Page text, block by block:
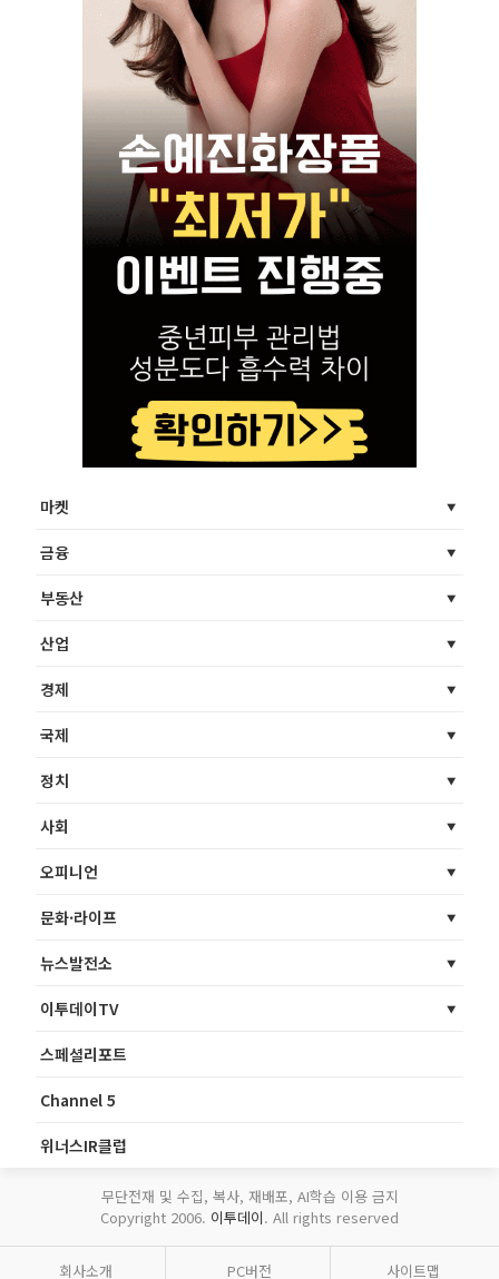
마켓
금융
부동산
산업
경제
국제
정치
사회
오피니언
문화·라이프
뉴스발전소
이투데이TV
스페셜리포트
Channel 5
위너스IR클럽
무단전재 및 수집, 복사, 재배포, AI학습 이용 금지
Copyright 2006. 이투데이. All rights reserved
회사소개 PC버전 사이트맵